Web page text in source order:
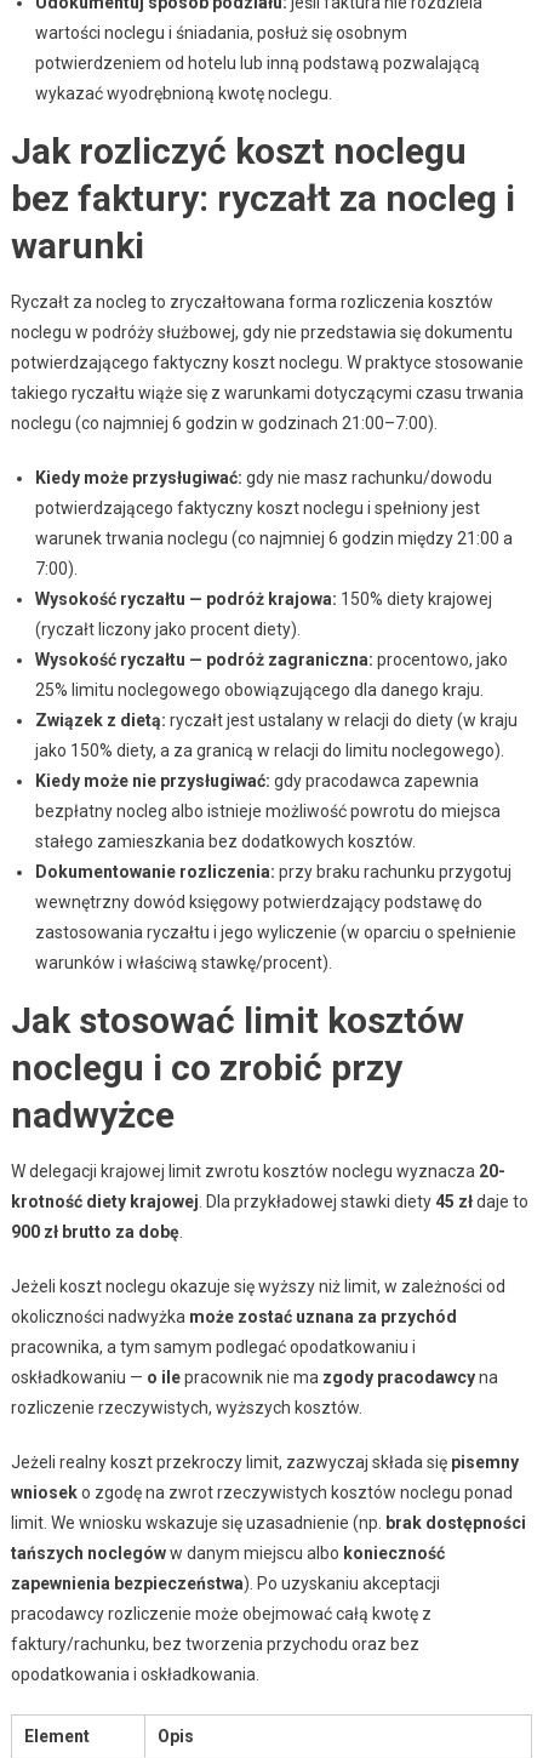
wartości noclegu i śniadania, posłuż się osobnym
potwierdzeniem od hotelu lub inną podstawą pozwalającą
wykazać wyodrębnioną kwotę noclegu.
Jak rozliczyć koszt noclegu
bez faktury: ryczałt za nocleg i
warunki
Ryczałt za nocleg to zryczałtowana forma rozliczenia kosztów
noclegu w podróży służbowej, gdy nie przedstawia się dokumentu
potwierdzającego faktyczny koszt noclegu. W praktyce stosowanie
takiego ryczałtu wiąże się z warunkami dotyczącymi czasu trwania
noclegu (co najmniej 6 godzin w godzinach 21:00–7:00).
Kiedy może przysługiwać: gdy nie masz rachunku/dowodu
potwierdzającego faktyczny koszt noclegu i spełniony jest
warunek trwania noclegu (co najmniej 6 godzin między 21:00 a
7:00).
Wysokość ryczałtu — podróż krajowa: 150% diety krajowej
(ryczałt liczony jako procent diety).
Wysokość ryczałtu — podróż zagraniczna: procentowo, jako
25% limitu noclegowego obowiązującego dla danego kraju.
Związek z dietą: ryczałt jest ustalany w relacji do diety (w kraju
jako 150% diety, a za granicą w relacji do limitu noclegowego).
Kiedy może nie przysługiwać: gdy pracodawca zapewnia
bezpłatny nocleg albo istnieje możliwość powrotu do miejsca
stałego zamieszkania bez dodatkowych kosztów.
Dokumentowanie rozliczenia: przy braku rachunku przygotuj
wewnętrzny dowód księgowy potwierdzający podstawę do
zastosowania ryczałtu i jego wyliczenie (w oparciu o spełnienie
warunków i właściwą stawkę/procent).
Jak stosować limit kosztów
noclegu i co zrobić przy
nadwyżce
W delegacji krajowej limit zwrotu kosztów noclegu wyznacza 20-
krotność diety krajowej . Dla przykładowej stawki diety45 złdaje to
900 zł brutto za dobę.
Jeżeli koszt noclegu okazuje się wyższy niż limit, w zależności od
okoliczności nadwyżka może zostać uznana za przychód
pracownika, a tym samym podlegać opodatkowaniu i
oskładkowaniu — o ilepracownik nie ma zgody pracodawcyna
rozliczenie rzeczywistych, wyższych kosztów.
Jeżeli realny koszt przekroczy limit, zazwyczaj składa się pisemny
wnioseko zgodę na zwrot rzeczywistych kosztów noclegu ponad
limit. We wniosku wskazuje się uzasadnienie (np. brak dostępności
tańszych noclegóww danym miejscu albo konieczność
zapewnienia bezpieczeństwa). Po uzyskaniu akceptacji
pracodawcy rozliczenie może obejmować całą kwotę z
faktury/rachunku, bez tworzenia przychodu oraz bez
opodatkowania i oskładkowania.
Element Opis